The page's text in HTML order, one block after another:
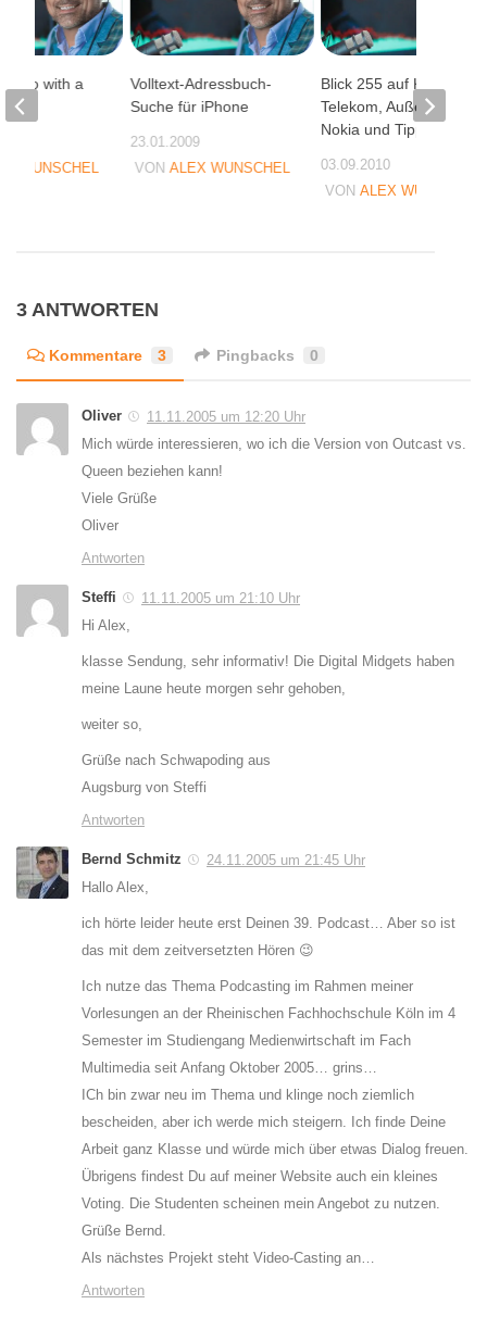
Volltext-Adressbuch-
Suche für iPhone
23.01.2009
VON ALEX WUNSCHEL
Blick 255 auf KIA,
Telekom, Außenseiter,
Nokia und Tipp-Ex
03.09.2010
VONALEX WUNSCHEL
do with a
WUNSCHEL
3 ANTWORTEN
Kommentare 3 Pingbacks 0
Oliver
11.11.2005 um 12:20 Uhr
Mich würde interessieren, wo ich die Version von Outcast vs.
Queen beziehen kann!
Viele Grüße
Oliver
Antworten
Steffi
11.11.2005 um 21:10 Uhr
Hi Alex,
klasse Sendung, sehr informativ! Die Digital Midgets haben
meine Laune heute morgen sehr gehoben,
weiter so,
Grüße nach Schwapoding aus
Augsburg von Steffi
Antworten
Bernd Schmitz
24.11.2005 um 21:45 Uhr
Hallo Alex,
ich hörte leider heute erst Deinen 39. Podcast… Aber so ist
das mit dem zeitversetzten Hören 😉
Ich nutze das Thema Podcasting im Rahmen meiner
Vorlesungen an der Rheinischen Fachhochschule Köln im 4
Semester im Studiengang Medienwirtschaft im Fach
Multimedia seit Anfang Oktober 2005… grins…
ICh bin zwar neu im Thema und klinge noch ziemlich
bescheiden, aber ich werde mich steigern. Ich finde Deine
Arbeit ganz Klasse und würde mich über etwas Dialog freuen.
Übrigens findest Du auf meiner Website auch ein kleines
Voting. Die Studenten scheinen mein Angebot zu nutzen.
Grüße Bernd.
Als nächstes Projekt steht Video-Casting an…
Antworten